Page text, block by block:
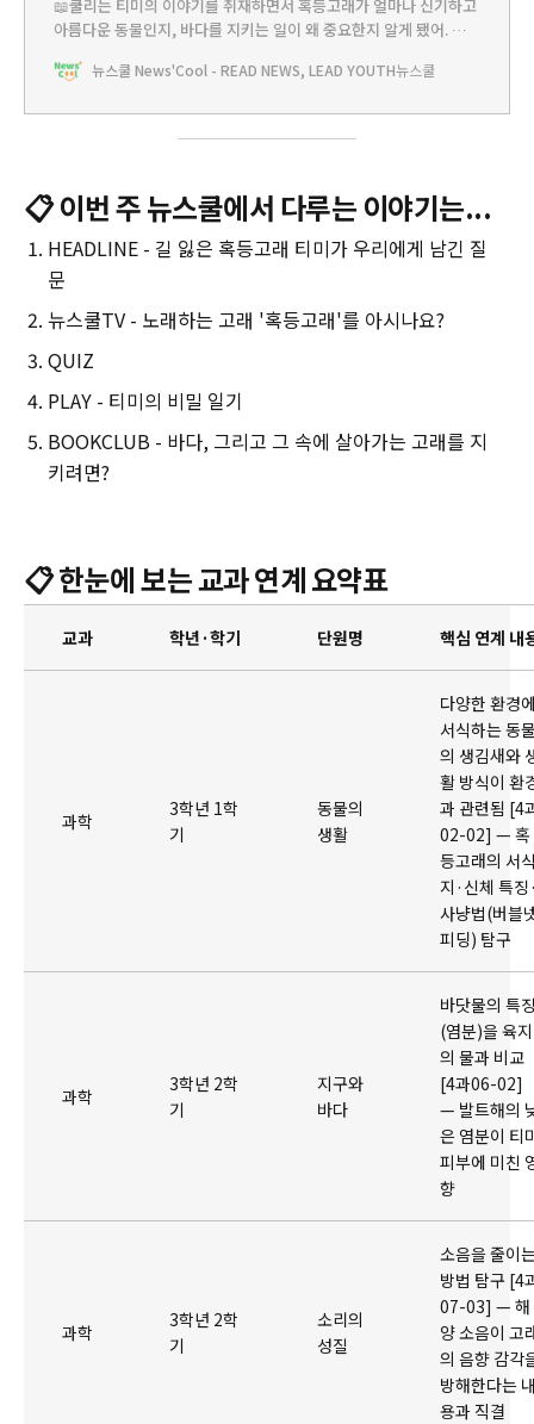
📖쿨리는 티미의 이야기를 취재하면서 혹등고래가 얼마나 신기하고
아름다운 동물인지, 바다를 지키는 일이 왜 중요한지 알게 됐어. 뉴스
키워줄 책 네 권을 소개할게. 맘에 드는 책을 골라 읽어봐~고래들의
뉴스쿨 News'Cool - READ NEWS, LEAD YOUTH뉴스쿨
📋 이번 주 뉴스쿨에서 다루는 이야기는...
HEADLINE - 길 잃은 혹등고래 티미가 우리에게 남긴 질
문
뉴스쿨TV - 노래하는 고래 '혹등고래'를 아시나요?
QUIZ
PLAY - 티미의 비밀 일기
BOOKCLUB - 바다, 그리고 그 속에 살아가는 고래를 지
키려면?
📋 한눈에 보는 교과 연계 요약표
교과 학년·학기 단원명 핵심 연계 내
과학
3학년 1학
기
동물의
생활
다양한 환경
서식하는 동
의 생김새와
활 방식이 환
과 관련됨 [4
02-02] — 혹
등고래의 서
지·신체 특징
사냥법(버블
피딩) 탐구
과학
3학년 2학
기
지구와
바다
바닷물의 특
(염분)을 육지
의 물과 비교
[4과06-02]
— 발트해의
은 염분이 티
피부에 미친
향
과학
3학년 2학
기
소리의
성질
소음을 줄이
방법 탐구 [4
07-03] — 해
양 소음이 고
의 음향 감각
방해한다는
용과 직결